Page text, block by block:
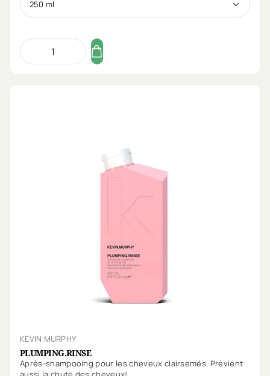
KEVIN MURPHY
PLUMPING.RINSE
Après-shampooing pour les cheveux clairsemés. Prévient